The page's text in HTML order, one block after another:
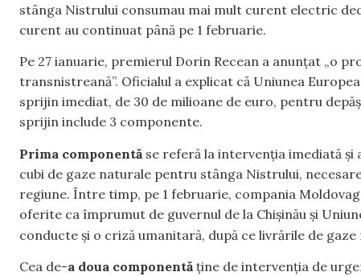
stânga Nistrului consumau mai mult curent electric
curent au continuat până pe 1 februarie.
Pe 27 ianuarie, premierul Dorin Recean a anunțat „o
transnistreană”. Oficialul a explicat că Uniunea
sprijin imediat, de 30 de milioane de euro, pentru
sprijin include 3 componente.
Prima componentă se referă la intervenția imediată
cubi de gaze naturale pentru stânga Nistrului,
regiune. Între timp, pe 1 februarie, compania
oferite ca împrumut de guvernul de la Chișinău și
conducte și o criză umanitară, după ce livrările de
Cea de-a doua componentăține de intervenția de